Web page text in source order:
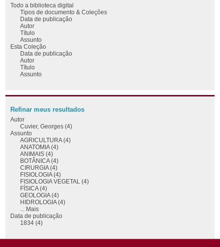
Todo a biblioteca digital
Tipos de documento & Coleções
Data de publicação
Autor
Título
Assunto
Esta Coleção
Data de publicação
Autor
Título
Assunto
Refinar meus resultados
Autor
Cuvier, Georges (4)
Assunto
AGRICULTURA (4)
ANATOMIA (4)
ANIMAIS (4)
BOTÂNICA (4)
CIRURGIA (4)
FISIOLOGIA (4)
FISIOLOGIA VEGETAL (4)
FÍSICA (4)
GEOLOGIA (4)
HIDROLOGIA (4)
... Mais
Data de publicação
1834 (4)